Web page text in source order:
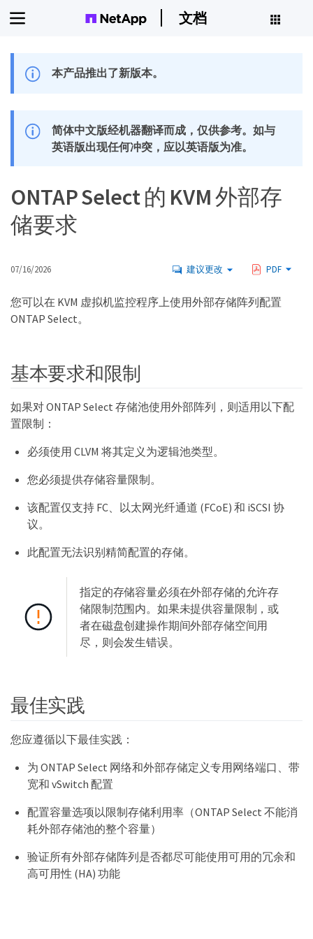
文档
本产品推出了新版本。
简体中文版经机器翻译而成，仅供参考。如与
英语版出现任何冲突，应以英语版为准。
ONTAP Select 的 KVM 外部存
储要求
07/16/2026 建议更改 PDF
您可以在 KVM 虚拟机监控程序上使用外部存储阵列配置
ONTAP Select。
基本要求和限制
如果对 ONTAP Select 存储池使用外部阵列，则适用以下配
置限制：
必须使用 CLVM 将其定义为逻辑池类型。
您必须提供存储容量限制。
该配置仅支持 FC、以太网光纤通道 (FCoE) 和 iSCSI 协
议。
此配置无法识别精简配置的存储。
指定的存储容量必须在外部存储的允许存
储限制范围内。如果未提供容量限制，或
者在磁盘创建操作期间外部存储空间用
尽，则会发生错误。
最佳实践
您应遵循以下最佳实践：
为 ONTAP Select 网络和外部存储定义专用网络端口、带
宽和 vSwitch 配置
配置容量选项以限制存储利用率（ONTAP Select 不能消
耗外部存储池的整个容量）
验证所有外部存储阵列是否都尽可能使用可用的冗余和
高可用性 (HA) 功能